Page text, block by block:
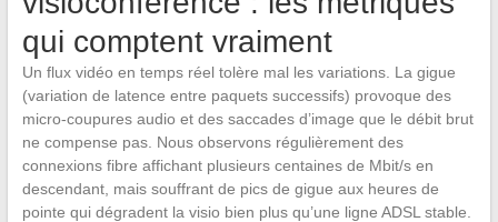
qui comptent vraiment
Un flux vidéo en temps réel tolère mal les variations. La gigue
(variation de latence entre paquets successifs) provoque des
micro-coupures audio et des saccades d’image que le débit brut
ne compense pas. Nous observons régulièrement des
connexions fibre affichant plusieurs centaines de Mbit/s en
descendant, mais souffrant de pics de gigue aux heures de
pointe qui dégradent la visio bien plus qu’une ligne ADSL stable.